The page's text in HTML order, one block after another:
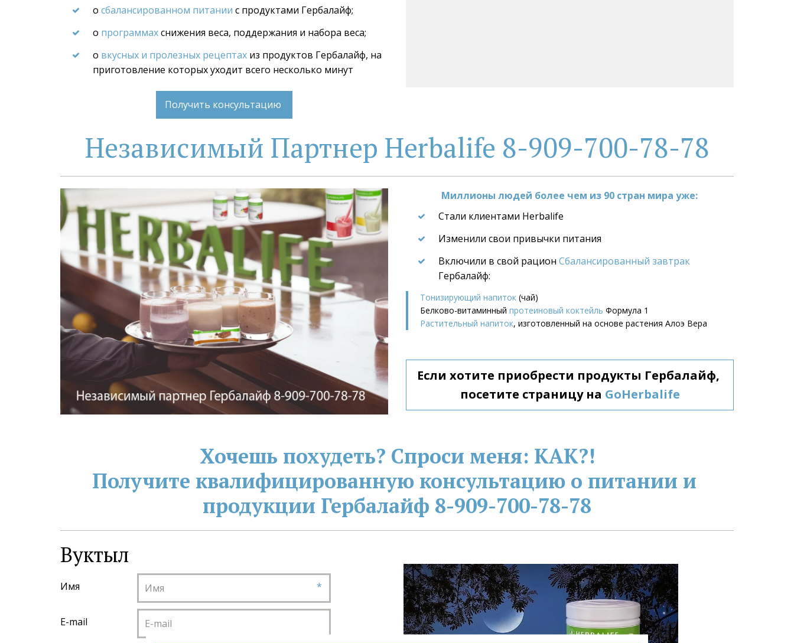
о сбалансированном питании с продуктами Гербалайф;
о программах снижения веса, поддержания и набора веса;
о вкусных и пролезных рецептах из продуктов Гербалайф, на
приготовление которых уходит всего несколько минут
Получить консультацию
Независимый Партнер Herbalife 8-909-700-78-78
Миллионы людей более чем из 90 стран мира уже:
Стали клиентами Herbalife
Изменили свои привычки питания
Включили в свой рацион Сбалансированный завтрак
Гербалайф:
Тонизирующий напиток (чай)
Белково-витаминный протеиновый коктейль Формула 1
Растительный напиток, изготовленный на основе растения Алоэ Вера
Если хотите приобрести продукты Гербалайф,
посетите страницу на GoHerbalife
Хочешь похудеть? Спроси меня: КАК?!
Получите квалифицированную консультацию о питании и
продукции Гербалайф 8-909-700-78-78
Вуктыл ­
Имя *
E-mail